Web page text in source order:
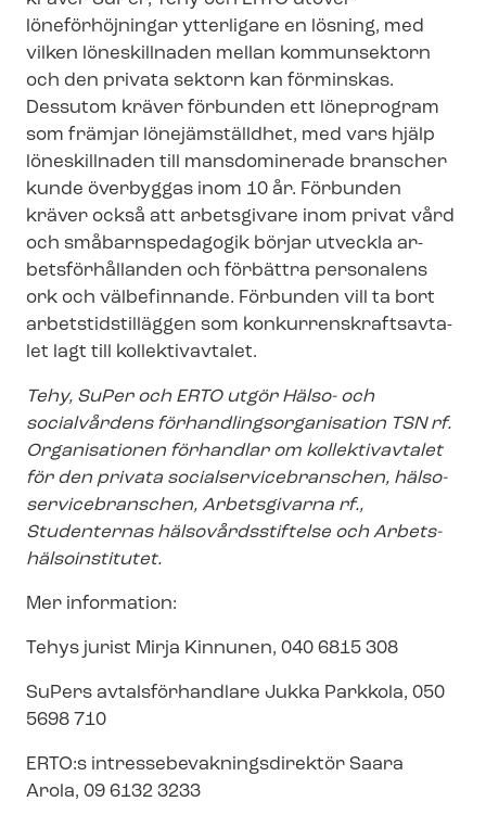
löneförhöjningar ytterligare en lösning, med
vilken löneskillnaden mellan kommunsektorn
och den privata sektorn kan förminskas.
Dessutom kräver förbunden ett löneprogram
som främjar lönejämställdhet, med vars hjälp
löneskillnaden till mansdominerade branscher
kunde överbyggas inom 10 år. Förbunden
kräver också att arbetsgivare inom privat vård
och småbarnspedagogik börjar utveckla ar­
bets­för­hål­lan­den och förbättra personalens
ork och välbefinnande. Förbunden vill ta bort
ar­bets­tids­tilläg­gen som kon­kur­rens­krafts­av­ta­
let lagt till kollektivavtalet.
Tehy, SuPer och ERTO utgör Hälso- och
socialvårdens för­hand­lings­or­ga­ni­sa­tion TSN rf.
Organisationen förhandlar om kollektivavtalet
för den privata so­ci­al­ser­vicebran­schen, häl­so­
ser­vicebran­schen, Arbetsgivarna rf.,
Studenternas häl­so­vårds­stif­tel­se och Ar­bets­
häl­so­in­sti­tu­tet.
Mer information:
Tehys jurist Mirja Kinnunen, 040 6815 308
SuPers avtalsförhandlare Jukka Parkkola, 050
5698 710
ERTO:s in­tres­se­be­vak­nings­di­rek­tör Saara
Arola, 09 6132 3233